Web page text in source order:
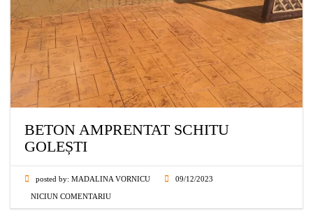
BETON AMPRENTAT SCHITU
GOLEȘTI
posted by: MADALINA VORNICU 09/12/2023
NICIUN COMENTARIU